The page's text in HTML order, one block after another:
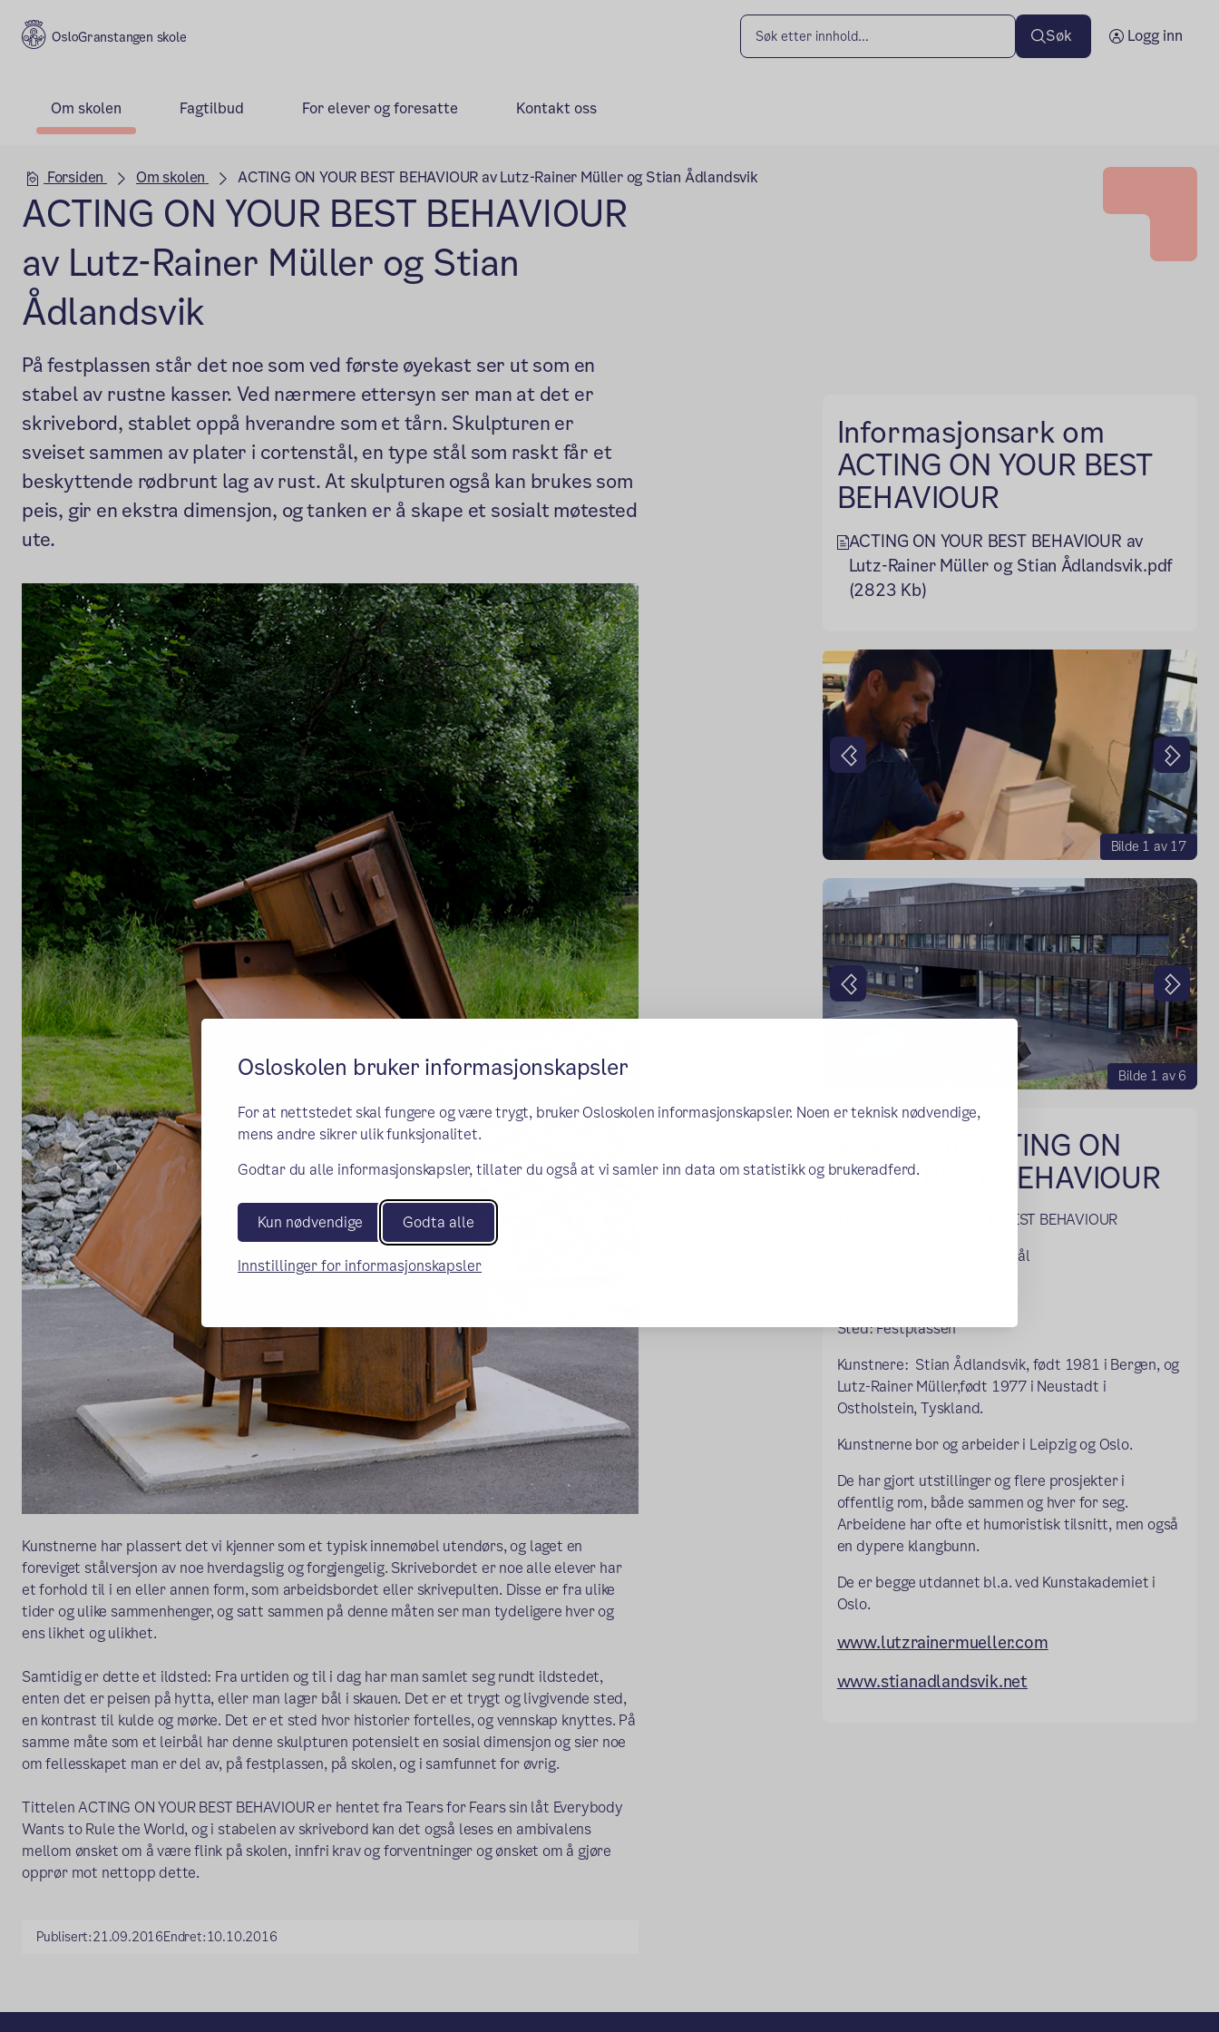
Osloskolen bruker informasjonskapsler
For at nettstedet skal fungere og være trygt, bruker Osloskolen informasjonskapsler. Noen er teknisk nødvendige,
mens andre sikrer ulik funksjonalitet.
Godtar du alle informasjonskapsler, tillater du også at vi samler inn data om statistikk og brukeradferd.
Kun nødvendige Godta alle
Innstillinger for informasjonskapsler
Granstangen skole Søk Logg inn
Om skolen Fagtilbud For elever og foresatte Kontakt oss
Hovedseksjon
Forsiden Om skolen ACTING ON YOUR BEST BEHAVIOUR av Lutz-Rainer Müller og Stian Ådlandsvik
ACTING ON YOUR BEST BEHAVIOUR
av Lutz-Rainer Müller og Stian
Ådlandsvik
På festplassen står det noe som ved første øyekast ser ut som en
stabel av rustne kasser. Ved nærmere ettersyn ser man at det er
skrivebord, stablet oppå hverandre som et tårn. Skulpturen er
sveiset sammen av plater i cortenstål, en type stål som raskt får et
beskyttende rødbrunt lag av rust. At skulpturen også kan brukes som
peis, gir en ekstra dimensjon, og tanken er å skape et sosialt møtested
ute.
Kunstnerne har plassert det vi kjenner som et typisk innemøbel utendørs, og laget en
foreviget stålversjon av noe hverdagslig og forgjengelig. Skrivebordet er noe alleelever har
et forhold til i en eller annen form, som arbeidsbordet eller skrivepulten. Disse er fra ulike
tider og ulike sammenhenger, og satt sammen på denne måten ser man tydeligere hver og
ens likhet og ulikhet.
Samtidig er dette et ildsted: Fra urtiden og til i dag har man samlet seg rundt ildstedet,
enten det er peisen på hytta, eller man lager bål i skauen. Det er et trygt og livgivende sted,
en kontrast til kulde og mørke. Det er et sted hvor historier fortelles, og vennskap knyttes. På
samme måte som et leirbål har denne skulpturen potensielt en sosial dimensjon og sier noe
om fellesskapet man er del av, på festplassen, på skolen, og i samfunnet for øvrig.
Tittelen ACTING ON YOUR BEST BEHAVIOUR er hentet fra Tears for Fears sin låt Everybody
Wants to Rule the World, og i stabelen av skrivebord kan det også leses en ambivalens
mellom ønsket om å være flink på skolen, innfri krav og forventninger og ønsket om å gjøre
opprør mot nettopp dette.
Publisert:21.09.2016Endret:10.10.2016
Informasjonsark om
ACTING ON YOUR BEST
BEHAVIOUR
ACTING ON YOUR BEST BEHAVIOUR av
Lutz-Rainer Müller og Stian Ådlandsvik.pdf
(2823 Kb)
Bilde 1 av 17
Forrige Neste
Bilde 1 av 6
Forrige Neste
Fakta om ACTING ON
YOUR BEST BEHAVIOUR
Tittel: ACTING ON YOUR BEST BEHAVIOUR
Teknikk: Skulptur i cortenstål
Sted: Festplassen
Kunstnere: Stian Ådlandsvik, født 1981 i Bergen, og
Lutz-Rainer Müller,født 1977 i Neustadt i
Ostholstein, Tyskland.
Kunstnerne bor og arbeider i Leipzig og Oslo.
De har gjort utstillinger og flere prosjekter i
offentlig rom, både sammen og hver for seg.
Arbeidene har ofte et humoristisk tilsnitt, men også
en dypere klangbunn.
De er begge utdannet bl.a. ved Kunstakademiet i
Oslo.
www.lutzrainermueller.com
www.stianadlandsvik.net